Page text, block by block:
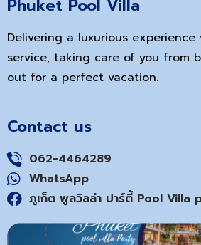
Phuket Pool Villa
Delivering a luxurious experience
service, taking care of you from
out for a perfect vacation.
Contact us
062-4464289
WhatsApp
ภูเก็ต พูลวิลล่า ปาร์ตี้ Pool Villa